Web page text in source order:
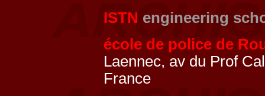
ISTN engineering
école de police de
Laennec, av du Prof
France